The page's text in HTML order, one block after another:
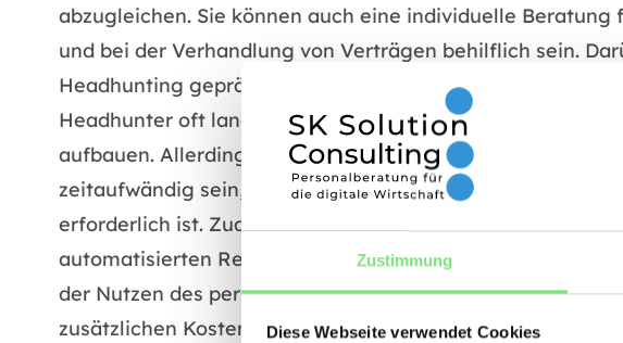
Zustimmung
Diese Webseite verwendet Cookies
abzugleichen. Sie können auch eine individuelle Beratung
und bei der Verhandlung von Verträgen behilflich sein.
Headhunting geprägt von einer hohen Menschlichkeit und
Headhunter oft langfristige Beziehungen zu Kandidaten
aufbauen. Allerdings gibt es auch Nachteile beim
zeitaufwändig sein, da eine intensive Kandidatensuche und
erforderlich ist. Zudem sind die Kosten für Headhunting
automatisierten Recruiting-Verfahren. Unternehmen
der Nutzen des persönlichen Kontakts und der
zusätzlichen Kosten und den Zeitaufwand rechtfertigen.